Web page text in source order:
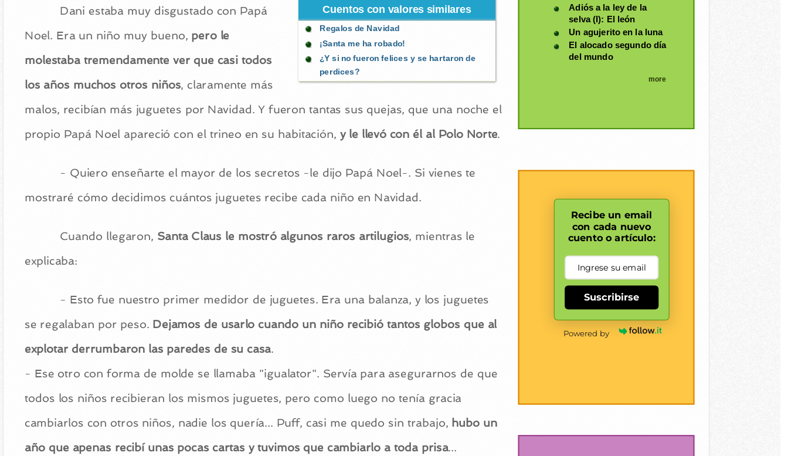
Cuentos con valores similares
Regalos de Navidad
¡Santa me ha robado!
¿Y si no fueron felices y se hartaron de
perdices?
Dani estaba muy disgustado con Papá
Noel. Era un niño muy bueno, pero le
molestaba tremendamente ver que casi todos
los años muchos otros niños, claramente más
malos, recibían más juguetes por Navidad. Y fueron tantas sus quejas, que una noche el
propio Papá Noel apareció con el trineo en su habitación, y le llevó con él al Polo Norte.
- Quiero enseñarte el mayor de los secretos -le dijo Papá Noel-. Si vienes te
mostraré cómo decidimos cuántos juguetes recibe cada niño en Navidad.
Cuando llegaron, Santa Claus le mostró algunos raros artilugios, mientras le
explicaba:
- Esto fue nuestro primer medidor de juguetes. Era una balanza, y los juguetes
se regalaban por peso. Dejamos de usarlo cuando un niño recibió tantos globos que al
explotar derrumbaron las paredes de su casa.
- Ese otro con forma de molde se llamaba "igualator". Servía para asegurarnos de que
todos los niños recibieran los mismos juguetes, pero como luego no tenía gracia
cambiarlos con otros niños, nadie los quería... Puff, casi me quedo sin trabajo, hubo un
año que apenas recibí unas pocas cartas y tuvimos que cambiarlo a toda prisa...
Adiós a la ley de la
selva (I): El león
Un agujerito en la luna
El alocado segundo día
del mundo
more
Recibe un email
con cada nuevo
cuento o artículo:
Suscribirse
Powered by